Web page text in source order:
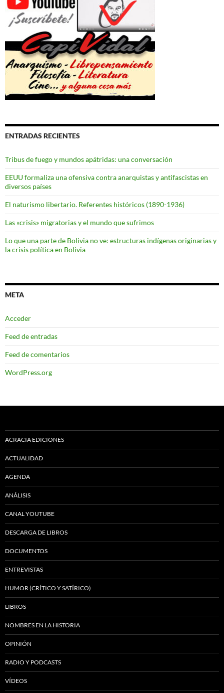
ENTRADAS RECIENTES
Tribus de fuego y mundos apátridas: una conversación
EEUU formaliza una ofensiva contra anarquistas y antifascistas en
diversos países
El naturismo libertario. Referentes históricos (1890-1936)
Las «crisis» migratorias y el mundo que sufrimos
Lo que una parte de Bolivia no ve: estructuras indígenas originarias y
la crisis política en Bolivia
META
Acceder
Feed de entradas
Feed de comentarios
WordPress.org
ACRACIA EDICIONES
ACTUALIDAD
AGENDA
ANÁLISIS
CANAL YOUTUBE
DESCARGA DE LIBROS
DOCUMENTOS
ENTREVISTAS
HUMOR (CRÍTICO Y SATÍRICO)
LIBROS
NOMBRES EN LA HISTORIA
OPINIÓN
RADIO Y PODCASTS
VÍDEOS